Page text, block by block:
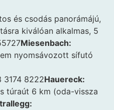
és csodás panorámájú,
kiválóan alkalmas, 5
Miesenbach:
nyomsávozott sífutó
3174 8222Hauereck:
túraút 6 km (oda-vissza